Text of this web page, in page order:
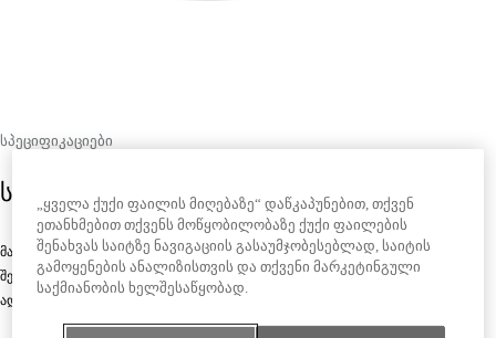
ᲡᲞᲔᲪᲘᲤᲘᲙᲐᲪᲘᲔᲑᲘ
სივრცე და ტევადობა
მაღალი ხარისხის ქსოვილი და ფაქიზი მოპირკეთება ინტერიერს სასიამოვნო
შესახედაობას ანიჭებს და სალონს მყუდრო სივრცედ აქცევს, სადაც ყველა
ადამიანი თავს კომფორტულად გრძნობს.
„ყველა ქუქი ფაილის მიღებაზე“ დაწკაპუნებით, თქვენ
ეთანხმებით თქვენს მოწყობილობაზე ქუქი ფაილების
შენახვას საიტზე ნავიგაციის გასაუმჯობესებლად, საიტის
გამოყენების ანალიზისთვის და თქვენი მარკეტინგული
საქმიანობის ხელშესაწყობად.